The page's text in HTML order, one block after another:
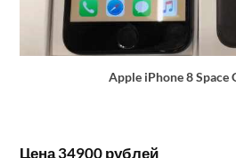
Apple iPhone 8 Space
Цена 34900 рублей